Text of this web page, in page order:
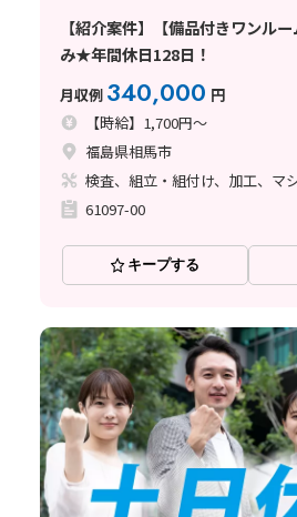
【紹介案件】【備品付きワンル
み★年間休日128日！
月収例 340,000 円
【時給】1,700円～
福島県相馬市
検査、組立・組付け、加工、マ
61097-00
キープする